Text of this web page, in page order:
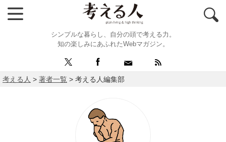
シンプルな暮らし、自分の頭で考える力。
知の楽しみにあふれたWebマガジン。
考える人 > 著者一覧 > 考える人編集部